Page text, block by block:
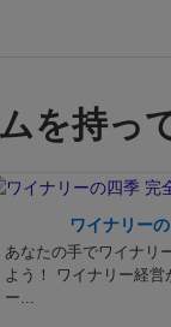
を持っ
ワイナリー
あなたの手でワイナリ
よう！ ワイナリー経営
ー...